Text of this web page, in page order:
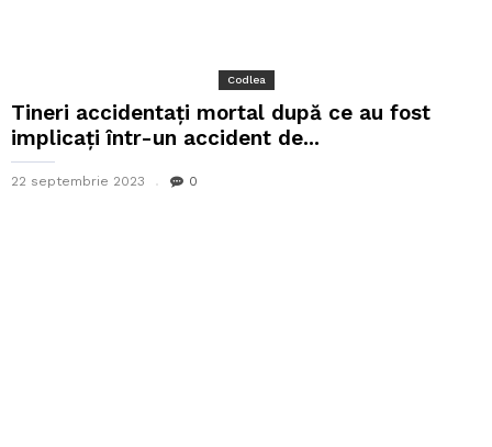
Codlea
Tineri accidentați mortal după ce au fost
implicați într-un accident de...
22 septembrie 2023 0